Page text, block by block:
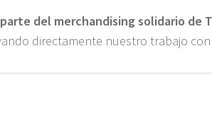
del merchandising solidario de
directamente nuestro trabajo